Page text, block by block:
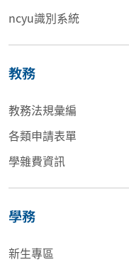
ncyu識別系統
教務
教務法規彙編
各類申請表單
學雜費資訊
學務
新生專區